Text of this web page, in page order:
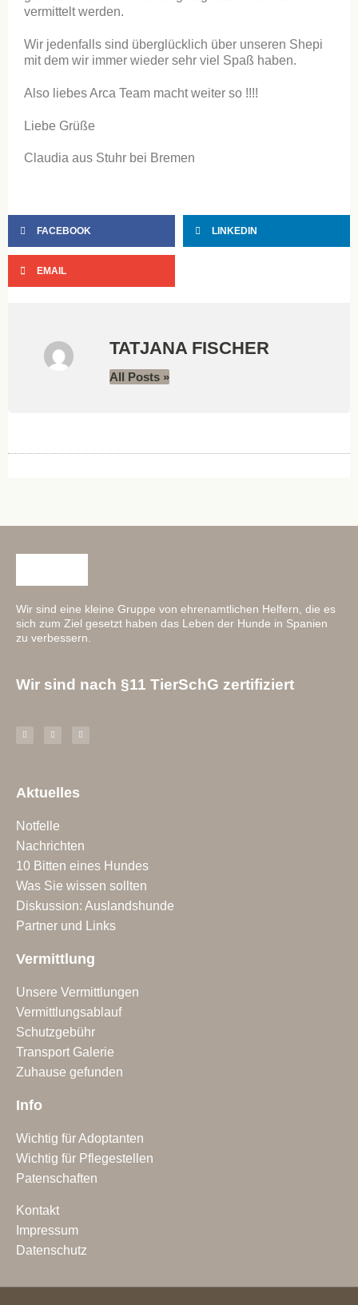
vermittelt werden.
Wir jedenfalls sind überglücklich über unseren Shepi
mit dem wir immer wieder sehr viel Spaß haben.
Also liebes Arca Team macht weiter so !!!!
Liebe Grüße
Claudia aus Stuhr bei Bremen
FACEBOOK LINKEDIN
EMAIL
TATJANA FISCHER
All Posts »
Wir sind eine kleine Gruppe von ehrenamtlichen Helfern, die es
sich zum Ziel gesetzt haben das Leben der Hunde in Spanien
zu verbessern.
Wir sind nach §11 TierSchG zertifiziert
Aktuelles
Notfelle
Nachrichten
10 Bitten eines Hundes
Was Sie wissen sollten
Diskussion: Auslandshunde
Partner und Links
Vermittlung
Unsere Vermittlungen
Vermittlungsablauf
Schutzgebühr
Transport Galerie
Zuhause gefunden
Info
Wichtig für Adoptanten
Wichtig für Pflegestellen
Patenschaften
Kontakt
Impressum
Datenschutz